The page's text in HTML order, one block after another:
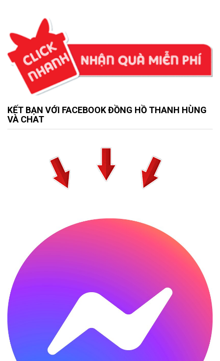
KẾT BẠN VỚI FACEBOOK ĐỒNG HỒ THANH HÙNG
VÀ CHAT